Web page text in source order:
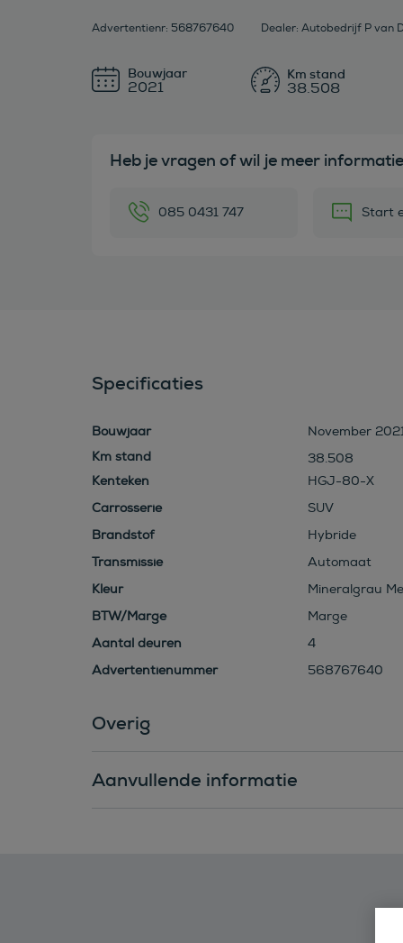
Advertentienr: 568767640 Dealer: Autobedrijf P van
Bouwjaar
2021 38.508
Heb je vragen of wil je meer
085 0431 747 Start
Specificaties
Bouwjaar
November
38.508
Kenteken
HGJ-80-X
Carrosserie
SUV
Brandstof
Hybride
Transmissie
Automaat
Kleur
Mineralgrau
BTW/Marge
Marge
Aantal deuren
4
Advertentienummer
568767640
Overig
Aanvullende informatie